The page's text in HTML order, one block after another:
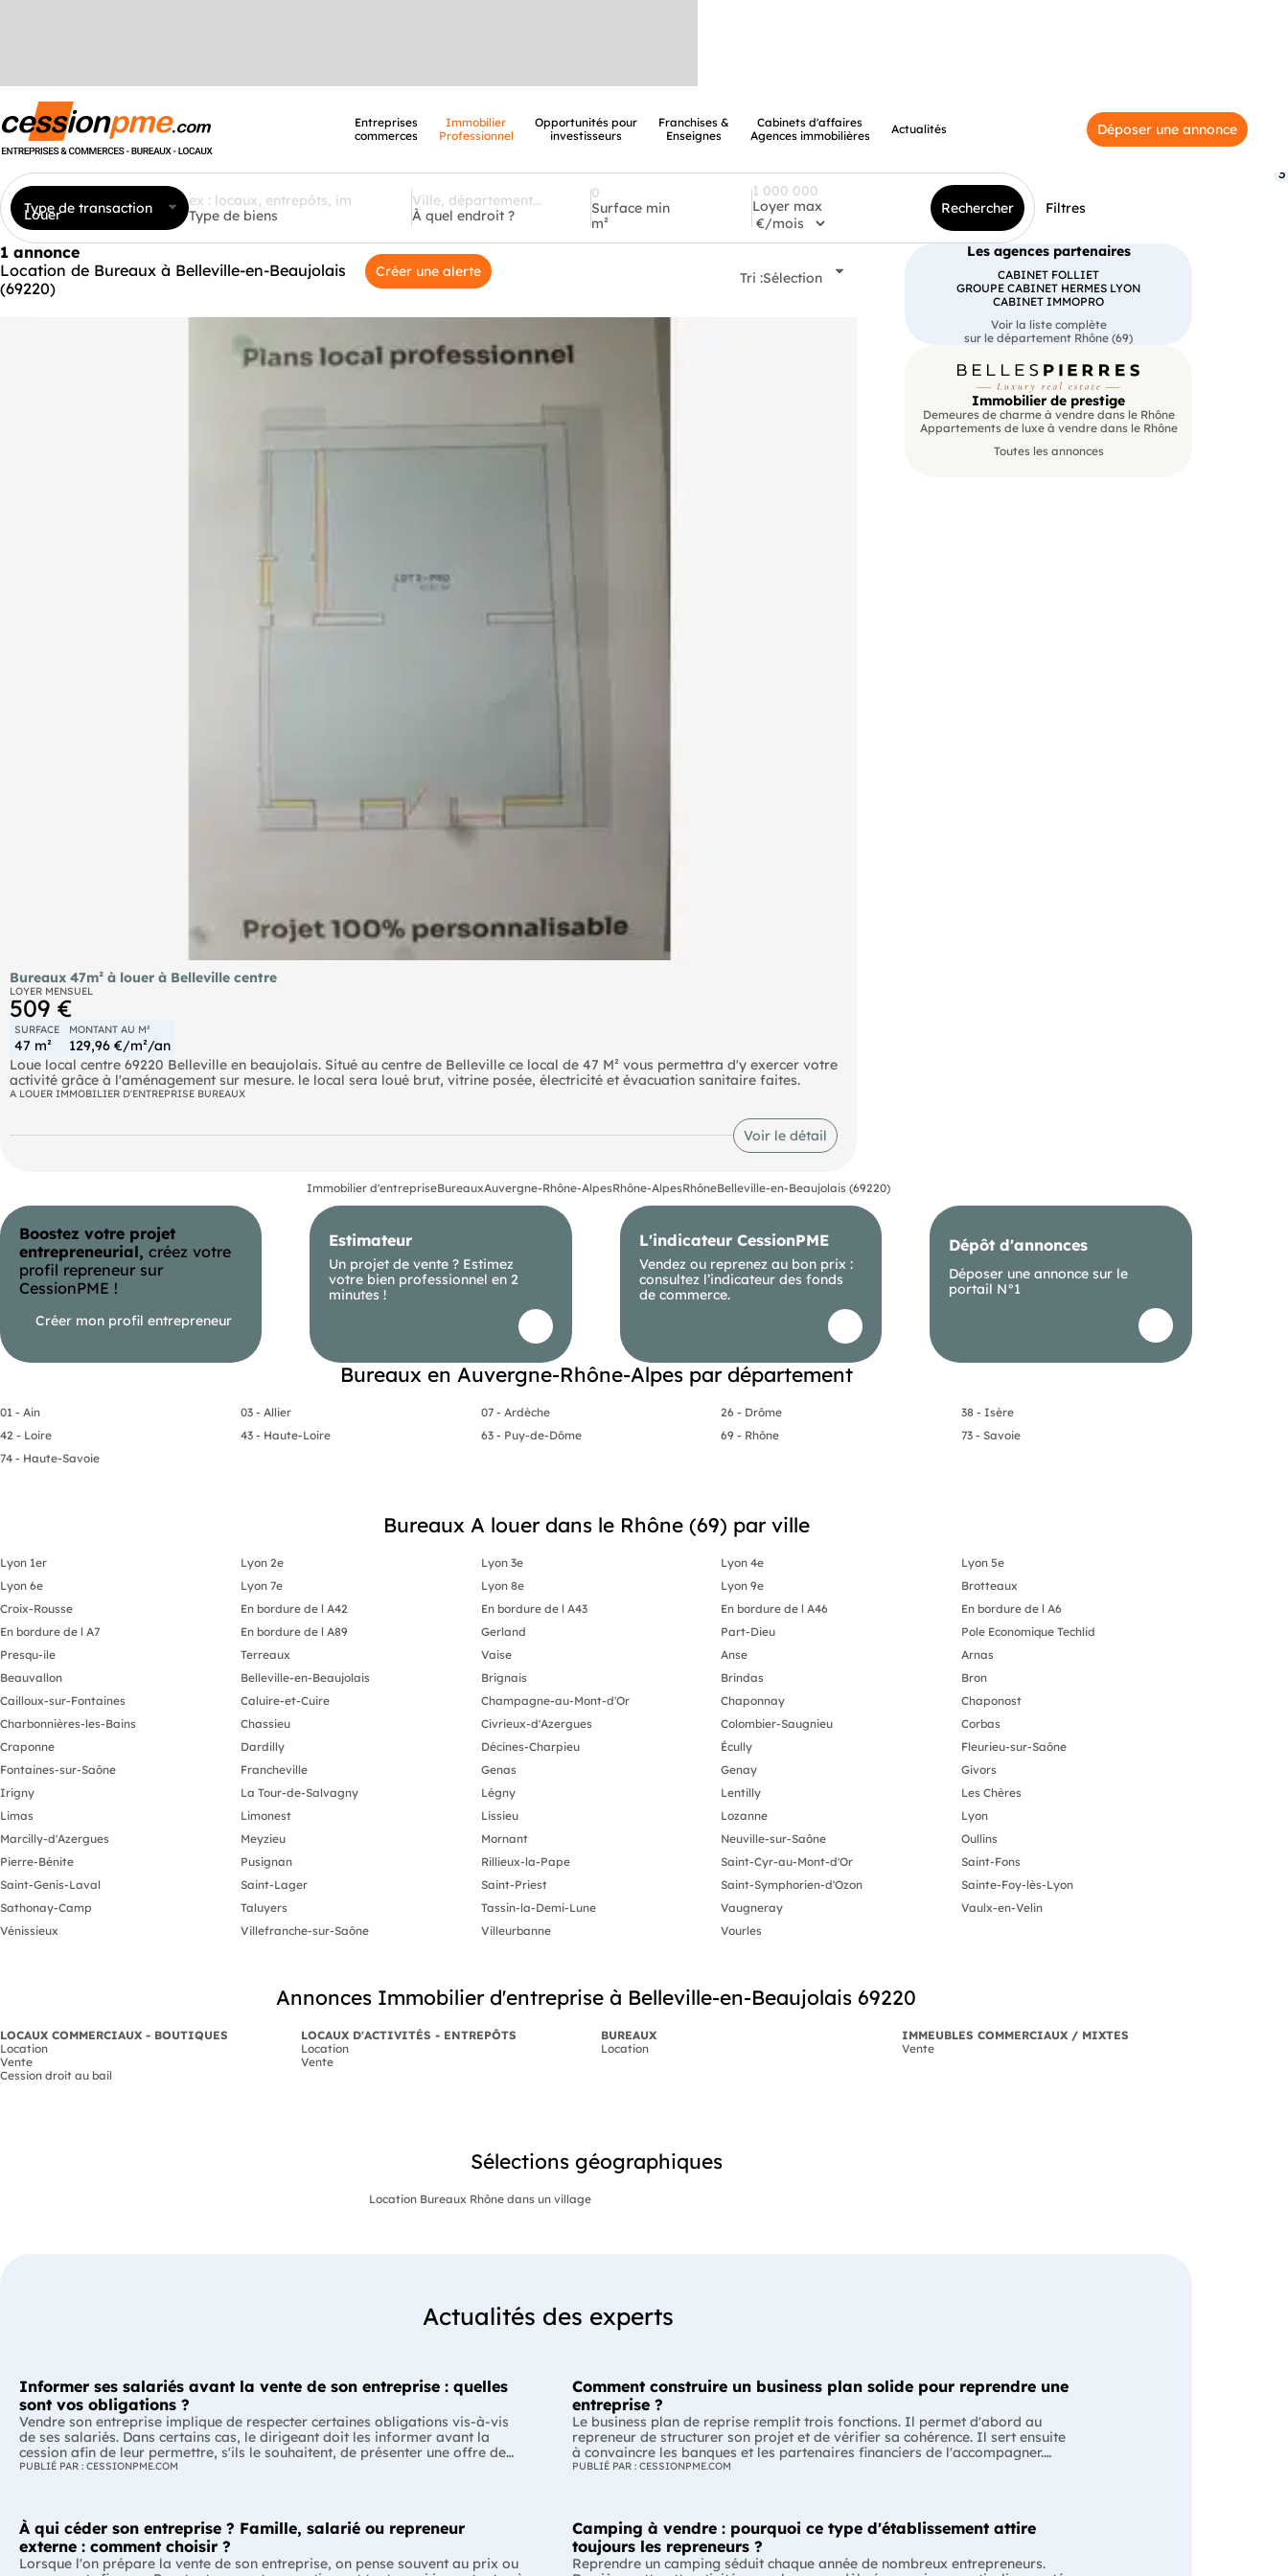
Entreprises
commerces
Immobilier
Professionnel
Opportunités pour
investisseurs
Franchises &
Enseignes
Cabinets d'affaires
Agences immobilières
Actualités Déposer une annonce
Type de transaction
Louer Type de biens À quel endroit ?
Surface min
m²
Loyer max Rechercher Filtres
3
1 annonce
Location de Bureaux à Belleville-en-Beaujolais
(69220)
Créer une alerte Tri :Sélection
Bureaux 47m² à louer à Belleville centre
LOYER MENSUEL
509 €
SURFACE
47 m²
MONTANT AU M²
129,96 €/m²/an
Loue local centre 69220 Belleville en beaujolais. Situé au centre de Belleville ce local de 47 M² vous permettra d'y exercer votre
activité grâce à l'aménagement sur mesure. le local sera loué brut, vitrine posée, électricité et évacuation sanitaire faites.
A LOUER IMMOBILIER D'ENTREPRISE BUREAUX
Voir le détail
Les agences partenaires
CABINET FOLLIET
GROUPE CABINET HERMES LYON
CABINET IMMOPRO
Voir la liste complète
sur le département Rhône (69)
Immobilier de prestige
Demeures de charme à vendre dans le Rhône
Appartements de luxe à vendre dans le Rhône
Toutes les annonces
Immobilier d'entrepriseBureauxAuvergne-Rhône-AlpesRhône-AlpesRhôneBelleville-en-Beaujolais (69220)
Boostez votre projet
entrepreneurial, créez votre
profil repreneur sur
CessionPME !
Créer mon profil entrepreneur
Estimateur
Un projet de vente ? Estimez
votre bien professionnel en 2
minutes !
L'indicateur CessionPME
Vendez ou reprenez au bon prix :
consultez l’indicateur des fonds
de commerce.
Dépôt d'annonces
Déposer une annonce sur le
portail N°1
Bureaux en Auvergne-Rhône-Alpes par département
01 - Ain 03 - Allier 07 - Ardèche 26 - Drôme
38 - Isère
42 - Loire
43 - Haute-Loire 63 - Puy-de-Dôme 69 - Rhône
73 - Savoie
74 - Haute-Savoie
Bureaux A louer dans le Rhône (69) par ville
Lyon 1er Lyon 2e Lyon 3e Lyon 4e
Lyon 5e
Lyon 6e
Lyon 7e Lyon 8e Lyon 9e
Brotteaux
Croix-Rousse
En bordure de l A42 En bordure de l A43 En bordure de l A46
En bordure de l A6
En bordure de l A7
En bordure de l A89 Gerland Part-Dieu
Pole Economique Techlid
Presqu-ile
Terreaux Vaise Anse
Arnas
Beauvallon
Belleville-en-Beaujolais Brignais Brindas
Bron
Cailloux-sur-Fontaines
Caluire-et-Cuire Champagne-au-Mont-d'Or Chaponnay
Chaponost
Charbonnières-les-Bains
Chassieu Civrieux-d'Azergues Colombier-Saugnieu
Corbas
Craponne
Dardilly Décines-Charpieu Écully
Fleurieu-sur-Saône
Fontaines-sur-Saône
Francheville Genas Genay
Givors
Irigny
La Tour-de-Salvagny Légny Lentilly
Les Chères
Limas
Limonest Lissieu Lozanne
Lyon
Marcilly-d'Azergues
Meyzieu Mornant Neuville-sur-Saône
Oullins
Pierre-Bénite
Pusignan Rillieux-la-Pape Saint-Cyr-au-Mont-d'Or
Saint-Fons
Saint-Genis-Laval
Saint-Lager Saint-Priest Saint-Symphorien-d'Ozon
Sainte-Foy-lès-Lyon
Sathonay-Camp
Taluyers Tassin-la-Demi-Lune Vaugneray
Vaulx-en-Velin
Vénissieux
Villefranche-sur-Saône Villeurbanne Vourles
Annonces Immobilier d'entreprise à Belleville-en-Beaujolais 69220
LOCAUX COMMERCIAUX - BOUTIQUES
Location
Vente
Cession droit au bail
LOCAUX D'ACTIVITÉS - ENTREPÔTS
Location
Vente
BUREAUX
Location
IMMEUBLES COMMERCIAUX / MIXTES
Vente
Sélections géographiques
Location Bureaux Rhône dans un village
Actualités des experts
Informer ses salariés avant la vente de son entreprise : quelles
sont vos obligations ?
Vendre son entreprise implique de respecter certaines obligations vis-à-vis
de ses salariés. Dans certains cas, le dirigeant doit les informer avant la
cession afin de leur permettre, s'ils le souhaitent, de présenter une offre de
reprise. Quelles entreprises sont concernées ? Quels délais faut-il respecter ?
salariés. Cette obligation concerne la vente d'un fonds de commerce ou la
cession de la majorité des titres d'une société. Le délai d'information varie
selon la taille de l'entreprise. Les salariés peuvent présenter une offre de
PUBLIÉ PAR : CESSIONPME.COM
Comment construire un business plan solide pour reprendre une
entreprise ?
Le business plan de reprise remplit trois fonctions. Il permet d'abord au
repreneur de structurer son projet et de vérifier sa cohérence. Il sert ensuite
à convaincre les banques et les partenaires financiers de l'accompagner.
Enfin, il peut constituer un support de discussion avec le cédant en lui
de dirigeant. C'est un document indispensable pour structurer votre projet et
convaincre vos partenaires. À quoi sert vraiment un business plan de reprise
? Lors d'une reprise d'entreprise, le business plan est souvent associé à une
PUBLIÉ PAR : CESSIONPME.COM
À qui céder son entreprise ? Famille, salarié ou repreneur
externe : comment choisir ?
Lorsque l'on prépare la vente de son entreprise, on pense souvent au prix ou
Camping à vendre : pourquoi ce type d'établissement attire
toujours les repreneurs ?
Reprendre un camping séduit chaque année de nombreux entrepreneurs.